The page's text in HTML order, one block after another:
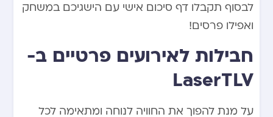
לבסוף תקבלו דף סיכום אישי עם הישגיכם במשחק
ואפילו פרסים!
חבילות לאירועים פרטיים ב-
LaserTLV
על מנת להפוך את החוויה לנוחה ומתאימה לכל